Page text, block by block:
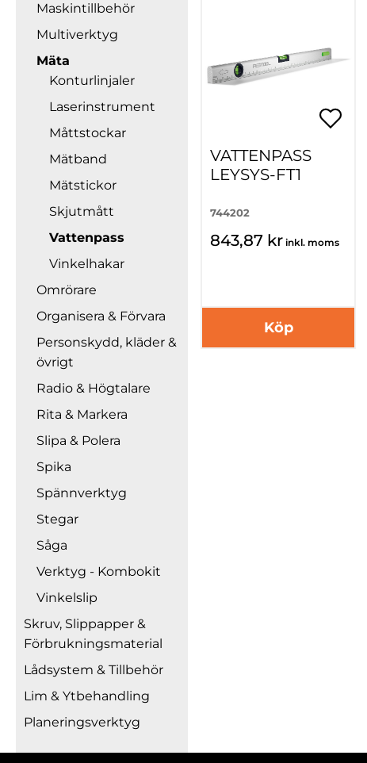
Maskintillbehör
Multiverktyg
Mäta
Konturlinjaler
Laserinstrument
Måttstockar
Mätband
Mätstickor
Skjutmått
Vattenpass
Vinkelhakar
Omrörare
Organisera & Förvara
Personskydd, kläder &
övrigt
Radio & Högtalare
Rita & Markera
Slipa & Polera
Spika
Spännverktyg
Stegar
Såga
Verktyg - Kombokit
Vinkelslip
Skruv, Slippapper &
Förbrukningsmaterial
Lådsystem & Tillbehör
Lim & Ytbehandling
Planeringsverktyg
VATTENPASS
LEYSYS-FT1
744202
843,87 kr inkl. moms
Köp